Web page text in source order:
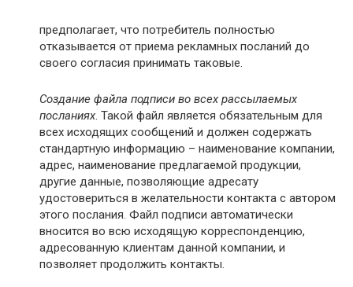
предполагает, что потребитель полностью
отказывается от приема рекламных посланий до
своего согласия принимать таковые.
Создание файла подписи во всех рассылаемых
посланиях. Такой файл является обязательным для
всех исходящих сообщений и должен содержать
стандартную информацию – наименование компании,
адрес, наименование предлагаемой продукции,
другие данные, позволяющие адресату
удостовериться в желательности контакта с автором
этого послания. Файл подписи автоматически
вносится во всю исходящую корреспонденцию,
адресованную клиентам данной компании, и
позволяет продолжить контакты.